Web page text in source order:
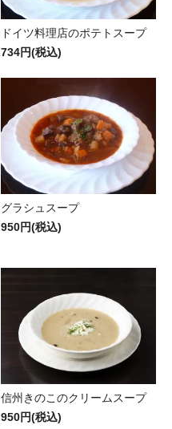
ドイツ料理店のポテトスープ
734円(税込)
グラシュスープ
950円(税込)
信州きのこのクリームスープ
950円(税込)